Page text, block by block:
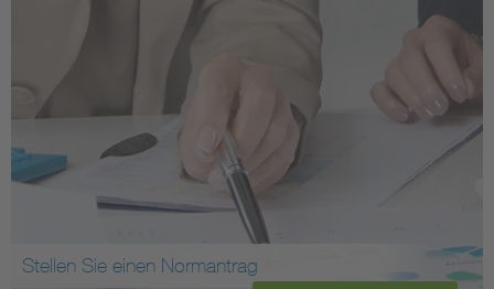
Stellen Sie einen Normantrag